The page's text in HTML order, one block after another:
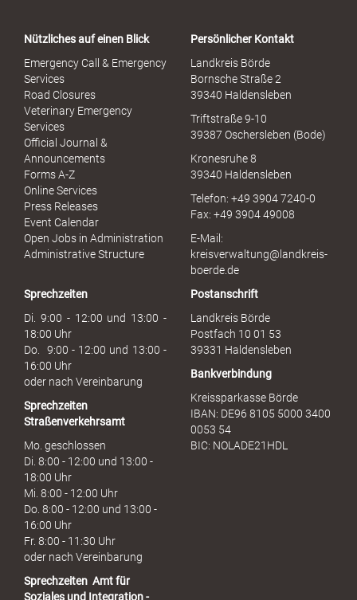
S
s
u
h
Nützliches auf einen Blick
Emergency Call & Emergency
Services
Road Closures
Veterinary Emergency
Services
Official Journal &
Announcements
Forms A-Z
Online Services
Press Releases
Event Calendar
Open Jobs in Administration
Administrative Structure
Persönlicher Kontakt
Landkreis Börde
Bornsche Straße 2
39340 Haldensleben
Triftstraße 9-10
39387 Oschersleben (Bode)
Kronesruhe 8
39340 Haldensleben
Telefon: +49 3904 7240-0
Fax: +49 3904 49008
E-Mail:
kreisverwaltung@landkreis-
boerde.de
Sprechzeiten
Di. 9:00 - 12:00 und 13:00 -
18:00 Uhr
Do. 9:00 - 12:00 und 13:00 -
16:00 Uhr
oder nach Vereinbarung
Sprechzeiten
Straßenverkehrsamt
Mo. geschlossen
Di. 8:00 - 12:00 und 13:00 -
18:00 Uhr
Mi. 8:00 - 12:00 Uhr
Do. 8:00 - 12:00 und 13:00 -
16:00 Uhr
Fr. 8:00 - 11:30 Uhr
oder nach Vereinbarung
Sprechzeiten Amt für
Soziales und Integration -
Postanschrift
Landkreis Börde
Postfach 10 01 53
39331 Haldensleben
Bankverbindung
Kreissparkasse Börde
IBAN: DE96 8105 5000 3400
0053 54
BIC: NOLADE21HDL